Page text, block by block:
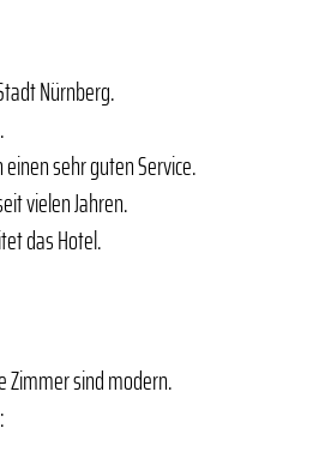
Nürnberg.
sehr guten Service.
vielen Jahren.
das Hotel.
Zimmer sind modern.